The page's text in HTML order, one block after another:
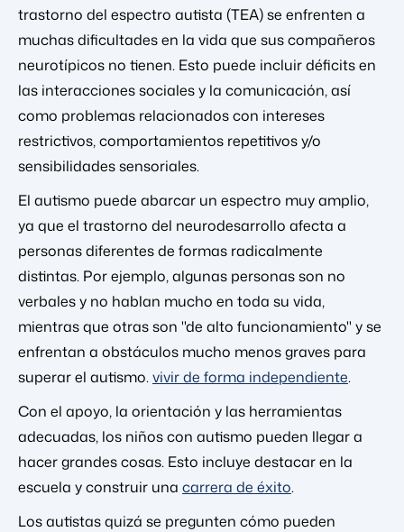
trastorno del espectro autista (TEA) se enfrenten a
muchas dificultades en la vida que sus compañeros
neurotípicos no tienen. Esto puede incluir déficits en
las interacciones sociales y la comunicación, así
como problemas relacionados con intereses
restrictivos, comportamientos repetitivos y/o
sensibilidades sensoriales.
El autismo puede abarcar un espectro muy amplio,
ya que el trastorno del neurodesarrollo afecta a
personas diferentes de formas radicalmente
distintas. Por ejemplo, algunas personas son no
verbales y no hablan mucho en toda su vida,
mientras que otras son "de alto funcionamiento" y se
enfrentan a obstáculos mucho menos graves para
superar el autismo.vivir de forma independiente.
Con el apoyo, la orientación y las herramientas
adecuadas, los niños con autismo pueden llegar a
hacer grandes cosas. Esto incluye destacar en la
escuela y construir una carrera de éxito.
Los autistas quizá se pregunten cómo pueden